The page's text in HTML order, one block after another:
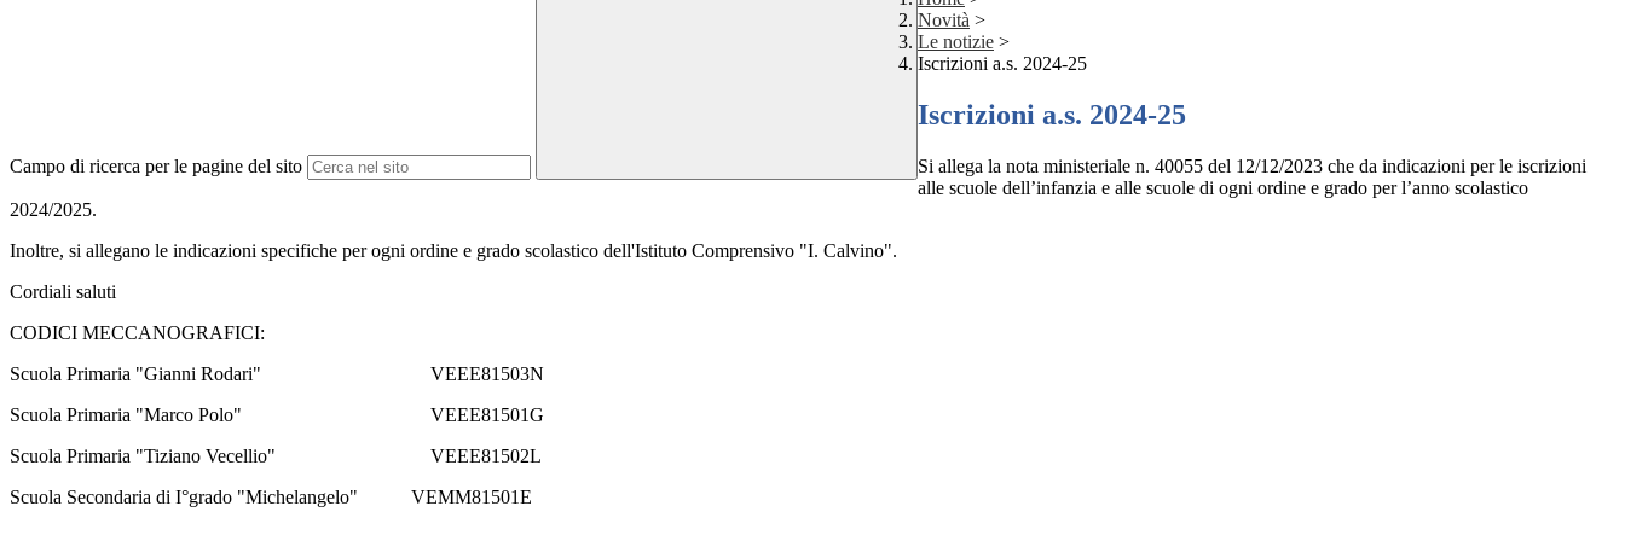
Campo di ricerca per le pagine del sito
Novità >
Le notizie >
Iscrizioni a.s. 2024-25
Iscrizioni a.s. 2024-25
Si allega la nota ministeriale n. 40055 del 12/12/2023 che da indicazioni per le iscrizioni
alle scuole dell’infanzia e alle scuole di ogni ordine e grado per l’anno scolastico
2024/2025.
Inoltre, si allegano le indicazioni specifiche per ogni ordine e grado scolastico dell'Istituto Comprensivo "I. Calvino".
Cordiali saluti
CODICI MECCANOGRAFICI:
Scuola Primaria "Gianni Rodari" VEEE81503N
Scuola Primaria "Marco Polo" VEEE81501G
Scuola Primaria "Tiziano Vecellio" VEEE81502L
Scuola Secondaria di I°grado "Michelangelo" VEMM81501E